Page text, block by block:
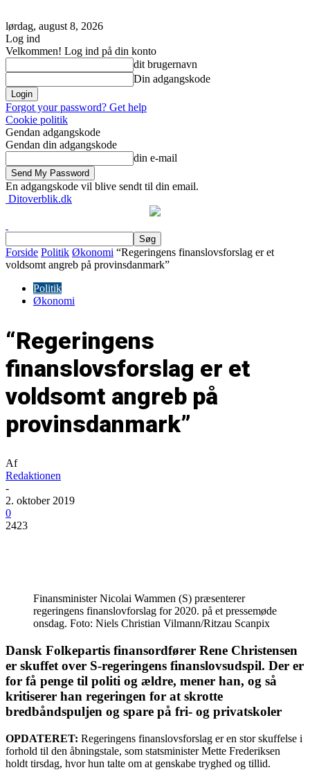
lørdag, august 8, 2026
Log ind
Velkommen! Log ind på din konto
dit brugernavn
Din adgangskode
Forgot your password? Get help
Cookie politik
Gendan adgangskode
Gendan din adgangskode
din e-mail
En adgangskode vil blive sendt til din email.
Ditoverblik.dk
Forside Politik Økonomi “Regeringens finanslovsforslag er et
voldsomt angreb på provinsdanmark”
Politik
Økonomi
“Regeringens
finanslovsforslag er et
voldsomt angreb på
provinsdanmark”
Af
Redaktionen
-
2. oktober 2019
0
2423
Finansminister Nicolai Wammen (S) præsenterer
regeringens finanslovforslag for 2020. på et pressemøde
onsdag. Foto: Niels Christian Vilmann/Ritzau Scanpix
Dansk Folkepartis finansordfører Rene Christensen
er skuffet over S-regeringens finanslovsudspil. Der er
for få penge til politi og ældre, mener han, og så
kritiserer han regeringen for at skrotte
bredbåndspuljen og spare på fri- og privatskoler
OPDATERET: Regeringens finanslovsforslag er en stor skuffelse i
forhold til den åbningstale, som statsminister Mette Frederiksen
holdt tirsdag, hvor hun talte om at genskabe tryghed og tillid.